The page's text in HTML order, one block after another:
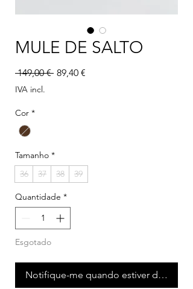
MULE DE SALTO
149,00 € Preço normal
89,40 €
IVA incl.
Cor *
Tamanho *
36
37 38 39
Quantidade *
Esgotado
Notifique-me quando estiver disponível